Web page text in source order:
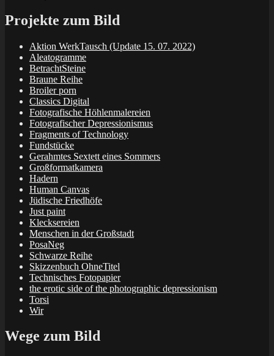
Projekte zum Bild
Aktion WerkTausch (Update 15. 07. 2022)
Aleatogramme
BetrachtSteine
Braune Reihe
Broiler porn
Classics Digital
Fotografische Höhlenmalereien
Fotografischer Depressionismus
Fragments of Technology
Fundstücke
Gerahmtes Sextett eines Sommers
Großformatkamera
Hadern
Human Canvas
Jüdische Friedhöfe
Just paint
Klecksereien
Menschen in der Großstadt
PosaNeg
Schwarze Reihe
Skizzenbuch OhneTitel
Technisches Fotopapier
the erotic side of the photographic depressionism
Torsi
Wir
Wege zum Bild